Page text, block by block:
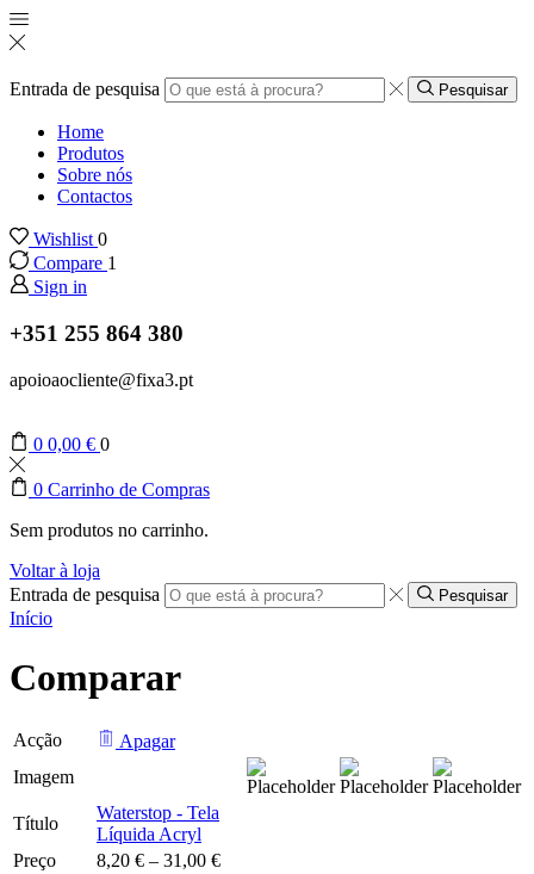
Entrada de pesquisa Pesquisar
Home
Produtos
Sobre nós
Contactos
Wishlist 0
Compare 1
Sign in
+351 255 864 380
apoioaocliente@fixa3.pt
0 0,00 € 0
0 Carrinho de Compras
Sem produtos no carrinho.
Voltar à loja
Entrada de pesquisa
Pesquisar
Início
Comparar
Acção
Apagar
Imagem
Título
Waterstop - Tela
Líquida Acryl
Preço
8,20 € – 31,00 €